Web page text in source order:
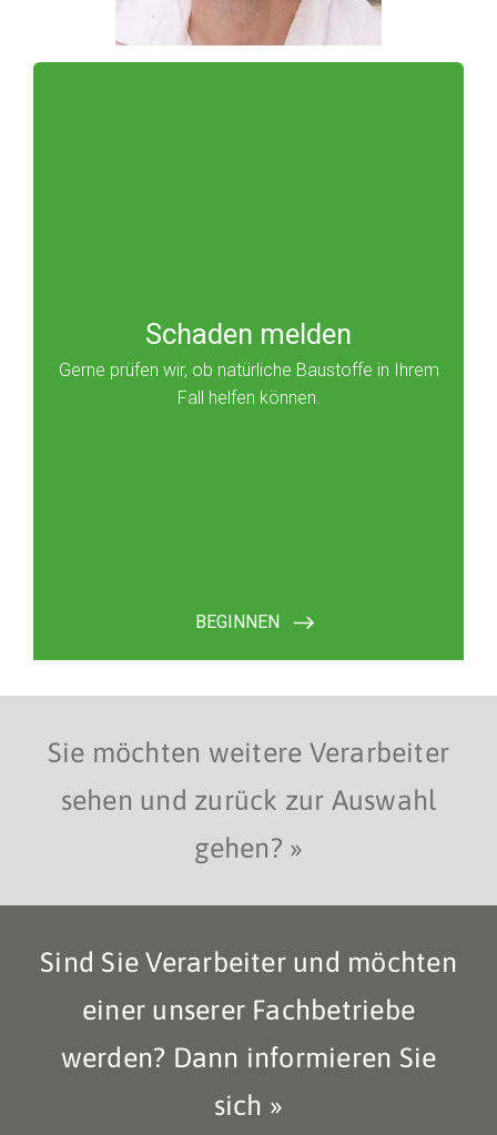
Sie möchten weitere Verarbeiter
sehen und zurück zur Auswahl
gehen? »
Sind Sie Verarbeiter und möchten
einer unserer Fachbetriebe
werden? Dann informieren Sie
sich »